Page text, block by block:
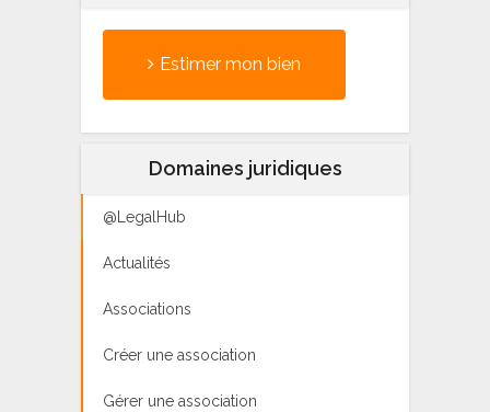
Estimer mon bien
Domaines juridiques
@LegalHub
Actualités
Associations
Créer une association
Gérer une association